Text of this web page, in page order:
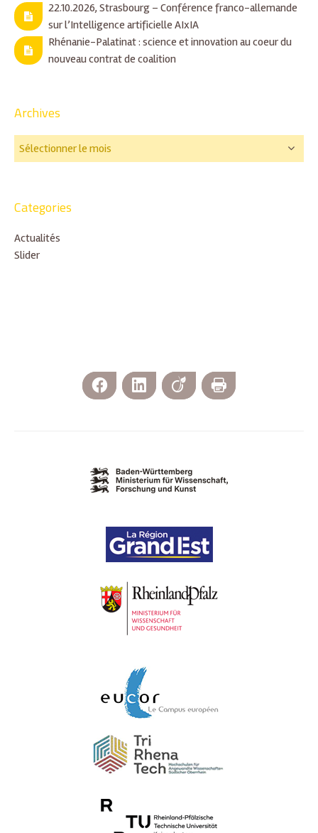
22.10.2026, Strasbourg – Conférence franco-allemande
sur l’Intelligence artificielle AIxIA
Rhénanie-Palatinat : science et innovation au coeur du
nouveau contrat de coalition
Archives
Categories
Actualités
Slider
Facebook LinkedIn Viadeo